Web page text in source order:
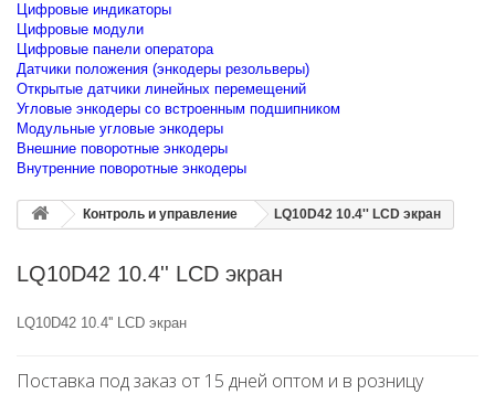
Цифровые индикаторы
Цифровые модули
Цифровые панели оператора
Датчики положения (энкодеры резольверы)
Открытые датчики линейных перемещений
Угловые энкодеры со встроенным подшипником
Модульные угловые энкодеры
Внешние поворотные энкодеры
Внутренние поворотные энкодеры
Контроль и управление LQ10D42 10.4'' LCD экран
LQ10D42 10.4'' LCD экран
LQ10D42 10.4'' LCD экран
Поставка под заказ от 15 дней оптом и в розницу